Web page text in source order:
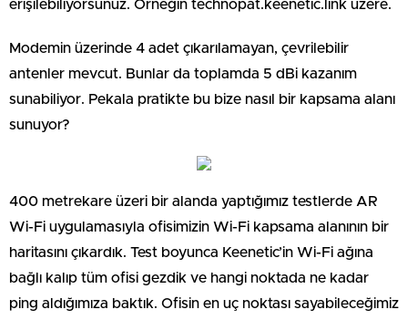
erişilebiliyorsunuz. Örneğin technopat.keenetic.link üzere.
Modemin üzerinde 4 adet çıkarılamayan, çevrilebilir
antenler mevcut. Bunlar da toplamda 5 dBi kazanım
sunabiliyor. Pekala pratikte bu bize nasıl bir kapsama alanı
sunuyor?
400 metrekare üzeri bir alanda yaptığımız testlerde AR
Wi-Fi uygulamasıyla ofisimizin Wi-Fi kapsama alanının bir
haritasını çıkardık. Test boyunca Keenetic’in Wi-Fi ağına
bağlı kalıp tüm ofisi gezdik ve hangi noktada ne kadar
ping aldığımıza baktık. Ofisin en uç noktası sayabileceğimiz